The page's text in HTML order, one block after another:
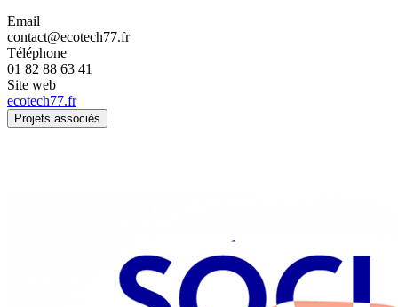
Email
contact@ecotech77.fr
Téléphone
01 82 88 63 41
Site web
ecotech77.fr
Projets associés